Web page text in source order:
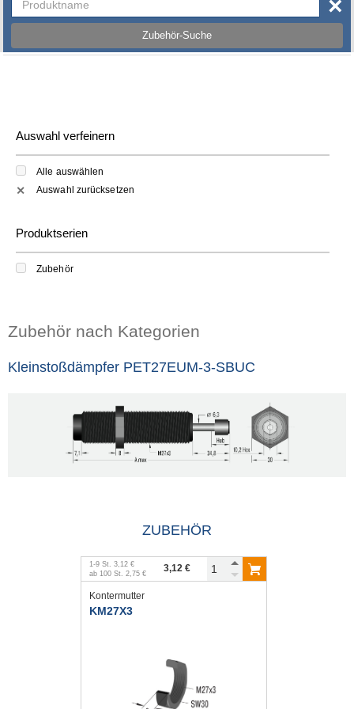
Zubehör-Suche
×
Auswahl verfeinern
Alle auswählen
✕ Auswahl zurücksetzen
Produktserien
Zubehör
Zubehör nach Kategorien
Kleinstoßdämpfer PET27EUM-3-SBUC
ZUBEHÖR
1 -9 St. 3,12 €
ab 100 St. 2,75 € 3,12 €
Kontermutter
KM27X3